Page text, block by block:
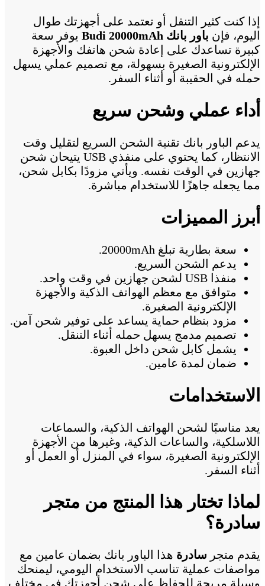
إذا كنت كثير التنقل أو تعتمد على أجهزتك طوال
اليوم، فإن باور بانك Budi 20000mAh
يوفر سعة
كبيرة تساعدك على إعادة شحن هاتفك والأجهزة
الإلكترونية الصغيرة بسهولة، مع تصميم عملي يسهل
حمله في الحقيبة أو أثناء السفر.
أداء عملي وشحن سريع
يدعم الباور بانك تقنية الشحن السريع لتقليل وقت
الانتظار، كما يحتوي على منفذي USB يتيحان شحن
جهازين في الوقت نفسه. ويأتي مزودًا بكابل شحن،
مما يجعله جاهزًا للاستخدام مباشرة.
أبرز المميزات
سعة بطارية تبلغ 20000mAh.
يدعم الشحن السريع.
منفذا USB لشحن جهازين في وقت واحد.
متوافق مع معظم الهواتف الذكية والأجهزة
الإلكترونية الصغيرة.
مزود بنظام حماية يساعد على توفير شحن آمن.
تصميم مدمج يسهل حمله أثناء التنقل.
يشمل كابل شحن داخل العبوة.
ضمان لمدة عامين.
الاستخدامات
يعد مناسبًا لشحن الهواتف الذكية، والسماعات
اللاسلكية، والساعات الذكية، وغيرها من الأجهزة
الإلكترونية الصغيرة، سواء في المنزل أو العمل أو
أثناء السفر.
لماذا تختار هذا المنتج من متجر
سادرة؟
يقدم متجر سادرة هذا الباور بانك بضمان عامين مع
مواصفات عملية تناسب الاستخدام اليومي، ليمنحك
وسيلة مريحة للحفاظ على شحن أجهزتك في مختلف